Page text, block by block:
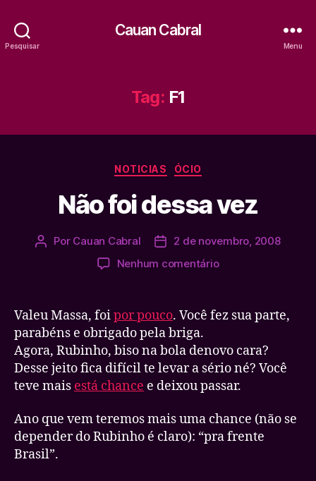
Pesquisar
Cauan Cabral
Menu
Tag: F1
Categorias
NOTICIAS ÓCIO
Não foi dessa vez
Autor
Por Cauan Cabral
Data2 de novembro, 2008
Nenhum comentárioem
Valeu Massa, foipor pouco. Você fez sua parte,
parabéns e obrigado pela briga.
Agora, Rubinho, biso na bola denovo cara?
Desse jeito fica difícil te levar a sério né? Você
teve mais está chance e deixou passar.
Ano que vem teremos mais uma chance (não se
depender do Rubinho é claro): “pra frente
Brasil”.